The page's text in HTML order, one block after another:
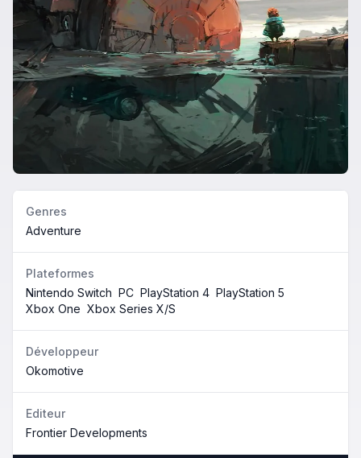
Genres
Adventure
Plateformes
Nintendo Switch PC PlayStation 4 PlayStation 5
Xbox One Xbox Series X/S
Développeur
Okomotive
Editeur
Frontier Developments